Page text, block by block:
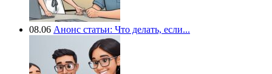
08.06 Анонс статьи: Что делать, если...